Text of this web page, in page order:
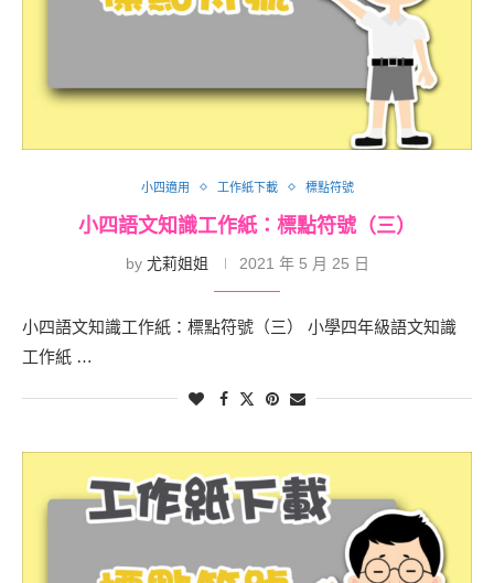
小四適用 工作紙下載 標點符號
小四語文知識工作紙：標點符號（三）
by 尤莉姐姐 2021 年 5 月 25 日
小四語文知識工作紙：標點符號（三） 小學四年級語文知識
工作紙 …